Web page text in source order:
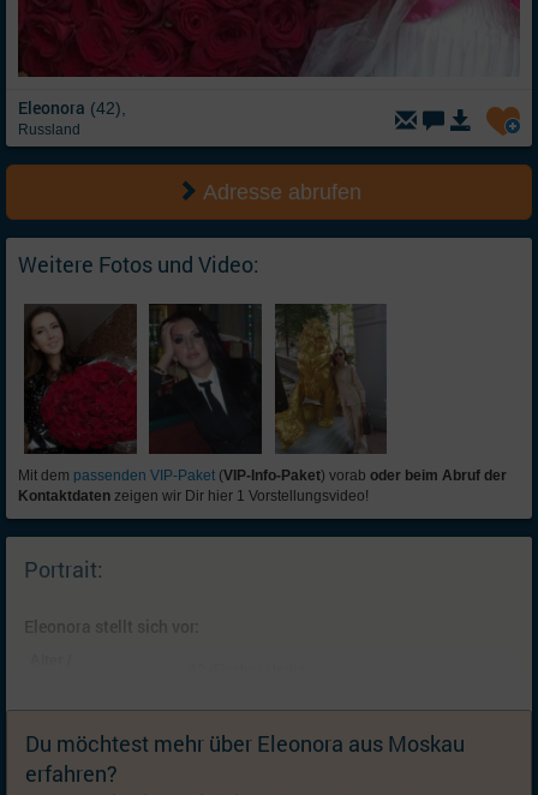
Eleonora (42),
Russland
Adresse abrufen
Weitere Fotos und Video:
Mit dem passenden VIP-Paket (VIP-Info-Paket) vorab oder beim Abruf der
Kontaktdaten zeigen wir Dir hier 1 Vorstellungsvideo!
Portrait:
Eleonora stellt sich vor:
Kinder:
Keine; Ich wünsche mir (weitere) Kinder
Wohnort:
Moskau, Großraum Moskau [Karte] (Russland)
Nationalität:
Du möchtest mehr über Eleonora aus Moskau
erfahren?